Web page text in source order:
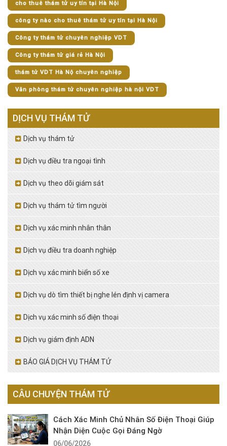
cho thuê thám tử uy tín tại Hà Nội
công ty nào cho thuê thám tử uy tín tại Hà Nội
Công ty thám tử chuyên nghiệp VDT
Công ty thám tử giá rẻ Hà Nội
thám tử VDT Hà Nộ chuyên nghiệp
Văn phòng thám tử chuyên nghiệp hà nội VDT
DỊCH VỤ THÁM TỬ
Dịch vụ thám tử
Dịch vụ điều tra ngoại tình
Dịch vụ theo dõi giám sát
Dịch vụ thám tử tìm người
Dịch vụ xác minh nhân thân
Dịch vụ điều tra doanh nghiệp
Dịch vụ xác minh biển số xe
Dịch vụ dò tìm thiết bị nghe lén định vị camera
Dịch vụ xác minh số điện thoại
Dịch vụ giám định ADN
BÁO GIÁ DỊCH VỤ THÁM TỬ
CÂU CHUYỆN THÁM TỬ
Cách Xác Minh Chủ Nhân Số Điện Thoại Giúp
Nhận Diện Cuộc Gọi Đáng Ngờ
06/06/2026